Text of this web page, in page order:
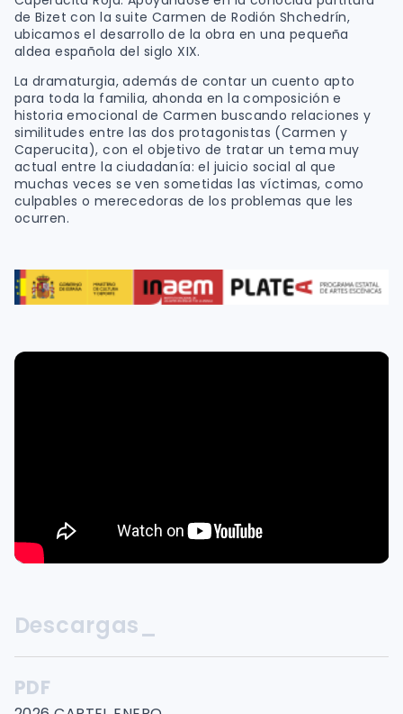
de Bizet con la suite Carmen de Rodión Shchedrín,
ubicamos el desarrollo de la obra en una pequeña
aldea española del siglo XIX.
La dramaturgia, además de contar un cuento apto
para toda la familia, ahonda en la composición e
historia emocional de Carmen buscando relaciones y
similitudes entre las dos protagonistas (Carmen y
Caperucita), con el objetivo de tratar un tema muy
actual entre la ciudadanía: el juicio social al que
muchas veces se ven sometidas las víctimas, como
culpables o merecedoras de los problemas que les
ocurren.
Descargas_
PDF